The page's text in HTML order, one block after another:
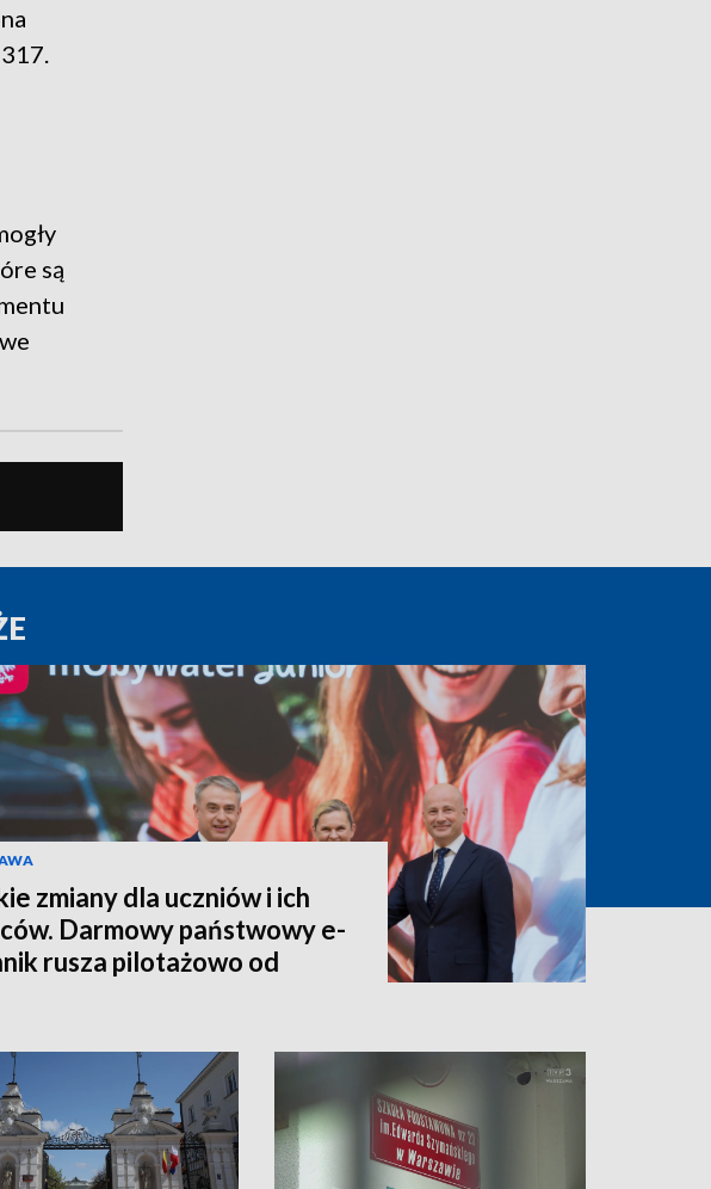
są
zmiany dla uczniów i ich
Darmowy państwowy e-
rusza pilotażowo od